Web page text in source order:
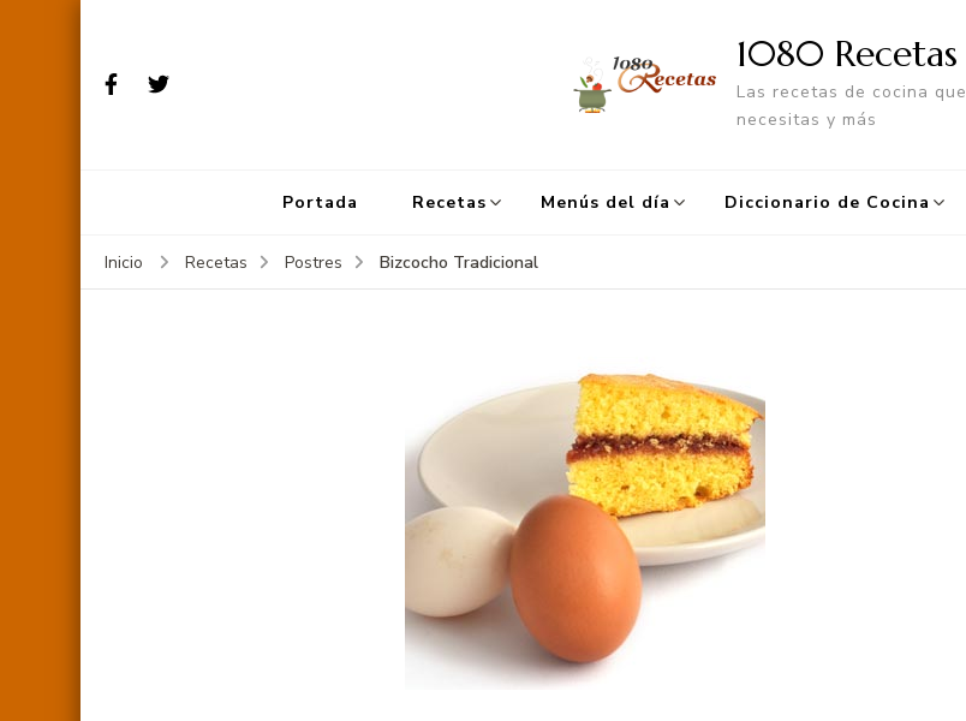
1080 Recetas
Las recetas de cocina que
necesitas y más
Portada Recetas Menús del día Diccionario de Cocina
Inicio Recetas Postres Bizcocho Tradicional